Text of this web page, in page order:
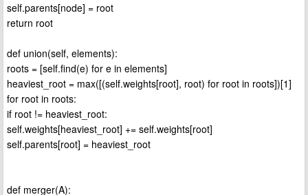
self.parents[node] = root
return root
def union(self, elements):
roots = [self.find(e) for e in elements]
heaviest_root = max([(self.weights[root], root) for root in roots])[1]
for root in roots:
if root != heaviest_root:
self.weights[heaviest_root] += self.weights[root]
self.parents[root] = heaviest_root
def merger(A):